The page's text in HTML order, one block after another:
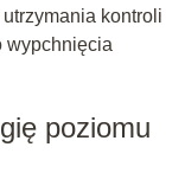
kontroli
wypchnięcia
poziomu